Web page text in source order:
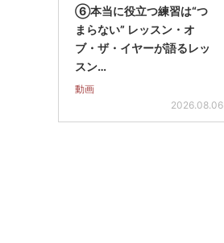
⑥本当に役立つ練習は“つ
まらない” レッスン・オ
ブ・ザ・イヤーが語るレッ
スン…
動画
2026.08.06